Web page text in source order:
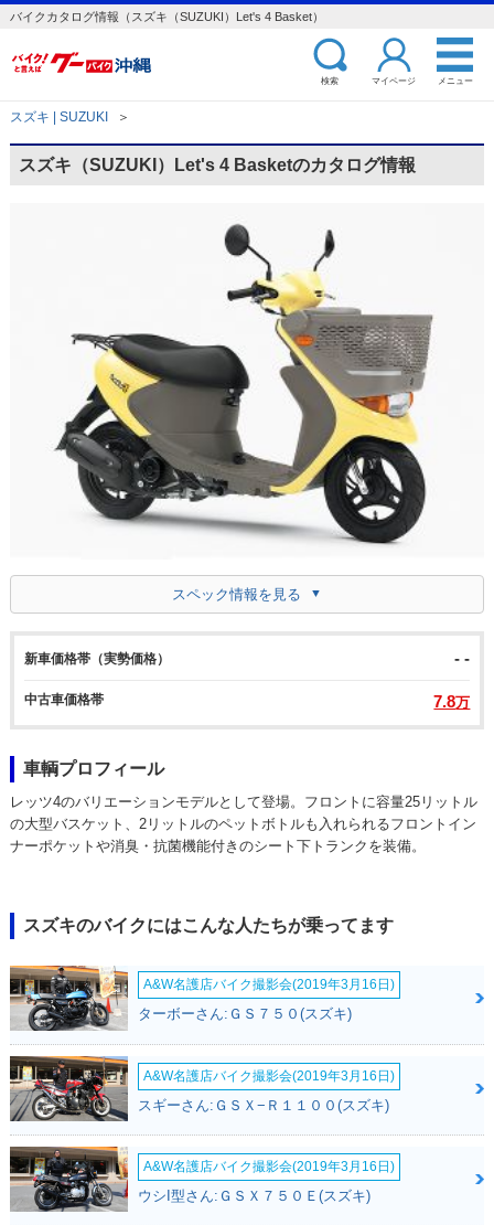
バイクカタログ情報（スズキ（SUZUKI）Let's 4 Basket）
検索 マイページ メニュー
スズキ | SUZUKI ＞
スズキ（SUZUKI）Let's 4 Basketのカタログ情報
スペック情報を見る
新車価格帯（実勢価格） - -
中古車価格帯 7.8万
車輌プロフィール
レッツ4のバリエーションモデルとして登場。フロントに容量25リットル
の大型バスケット、2リットルのペットボトルも入れられるフロントイン
ナーポケットや消臭・抗菌機能付きのシート下トランクを装備。
スズキのバイクにはこんな人たちが乗ってます
A&W名護店バイク撮影会(2019年3月16日)
ターボーさん:ＧＳ７５０(スズキ)
A&W名護店バイク撮影会(2019年3月16日)
スギーさん:ＧＳＸ−Ｒ１１００(スズキ)
A&W名護店バイク撮影会(2019年3月16日)
ウシI型さん:ＧＳＸ７５０Ｅ(スズキ)